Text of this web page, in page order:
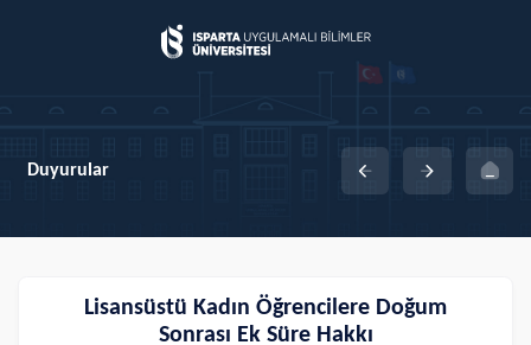
Duyurular
Lisansüstü Kadın Öğrencilere Doğum
Sonrası Ek Süre Hakkı